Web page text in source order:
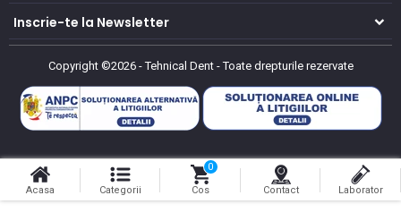
Inscrie-te la Newsletter
Copyright ©2026 - Tehnical Dent - Toate drepturile rezervate
Acasa Categorii
0
Cos
Contact Laborator